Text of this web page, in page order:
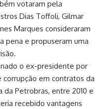
votaram pela
Dias Toffoli, Gilmar
Marques consideraram
pena e propuseram uma
o ex-presidente por
em contratos da
da Petrobras, entre 2010 e
recebido vantagens